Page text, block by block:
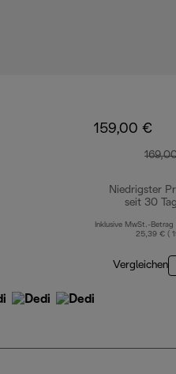
159,00 €
Niedrigster
seit 30
Inklusive MwSt.-Betrag
25,39 € (
Vergleichen